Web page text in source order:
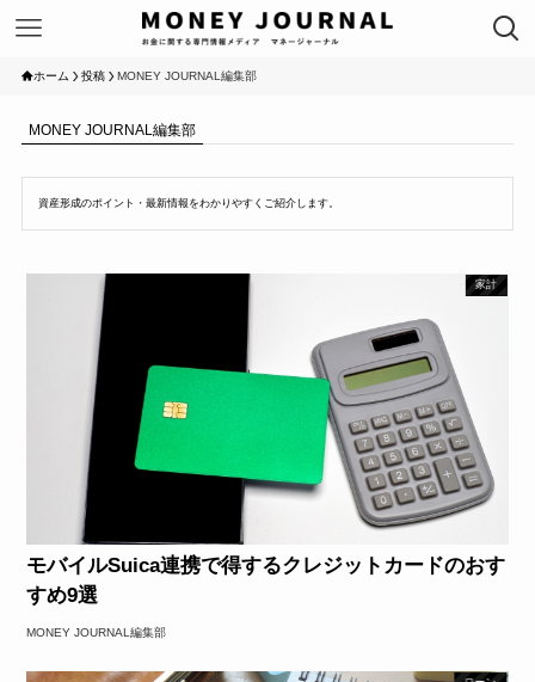
ホーム 投稿 MONEY JOURNAL編集部
MONEY JOURNAL編集部
資産形成のポイント・最新情報をわかりやすくご紹介します。
家計
モバイルSuica連携で得するクレジットカードのおす
すめ9選
MONEY JOURNAL編集部